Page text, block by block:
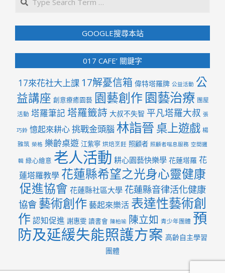
GOOGLE搜尋本站
017 CAFE’ 關鍵字
17來花社大上課 17解憂信箱 偉特塔羅牌 公益活動 公
益講座 創意療癒園藝 園藝創作 園藝治療 團屋
活動 塔羅筆記 塔羅籤詩 大叔不失智 平凡塔羅大叔 張
巧鈴 憶起來耕心挑戰金頭腦 林詣晉桌上遊戲 楊
雅筑 榮格 樂齡桌遊 江紫寧 烘焙烹飪 照顧者 照顧者喘息服務 空間邏
輯 綠心繪意 老人活動 耕心園藝快樂學 花蓮塔羅 花
蓮塔羅教學 花蓮縣希望之光身心靈健康
促進協會 花蓮縣社區大學 花蓮縣音律活化健康
協會 藝術創作藝起來樂活 表達性藝術創
作 認知促進 謝惠雯 讀書會 陳柏瑜 陳立如 青少年團體 預
防及延緩失能照護方案 高齡自主學習
團體